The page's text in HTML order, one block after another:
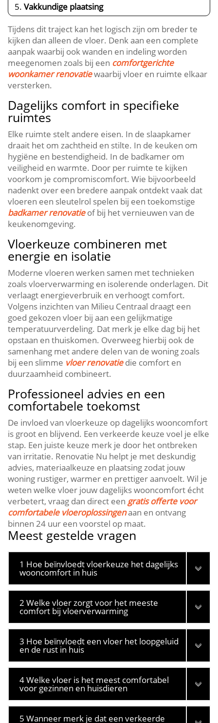
Vakkundige plaatsing
Tijdens dit traject kan het logisch zijn om breder te
kijken dan alleen de vloer.​ Denk aan een complete
aanpak waarbij ook wanden en indeling worden
meegenomen zoals bij een comfortgerichte
woonkamer renovatiewaarbij vloer en ruimte elkaar
versterken.​
Dagelijks comfort in specifieke
ruimtes
Elke ruimte stelt andere eisen.​ In de slaapkamer
draait het om zachtheid en stilte.​ In de keuken om
hygiëne en bestendigheid.​ In de badkamer om
veiligheid en warmte.​ Door per ruimte te kijken
voorkom je compromiscomfort.​ Wie bijvoorbeeld
nadenkt over een bredere aanpak ontdekt vaak dat
vloeren een sleutelrol spelen bij een toekomstige
badkamer renovatieof bij het vernieuwen van de
keukenomgeving.​
Vloerkeuze combineren met
energie en isolatie
Moderne vloeren werken samen met technieken
zoals vloerverwarming en isolerende onderlagen.​ Dit
verlaagt energieverbruik en verhoogt comfort.​
Volgens inzichten van Milieu Centraal draagt een
goed gekozen vloer bij aan een gelijkmatige
temperatuurverdeling.​ Dat merk je elke dag bij het
opstaan en thuiskomen.​ Overweeg hierbij ook de
samenhang met andere delen van de woning zoals
bij een slimme vloer renovatiedie comfort en
duurzaamheid combineert.​
Professioneel advies en een
comfortabele toekomst
De invloed van vloerkeuze op dagelijks wooncomfort
is groot en blijvend.​ Een verkeerde keuze voel je elke
stap.​ Een juiste keuze merk je door het ontbreken
van irritatie.​ Renovatie Nu helpt je met deskundig
advies, materiaalkeuze en plaatsing zodat jouw
woning rustiger, warmer en prettiger aanvoelt.​ Wil je
weten welke vloer jouw dagelijks wooncomfort écht
verbetert, vraag dan direct een gratis offerte voor
comfortabele vloeroplossingenaan en ontvang
binnen 24 uur een voorstel op maat.​
Meest gestelde vragen
1 Hoe beïnvloedt vloerkeuze het dagelijks
wooncomfort in huis
2 Welke vloer zorgt voor het meeste
comfort bij vloerverwarming
3 Hoe beïnvloedt een vloer het loopgeluid
en de rust in huis
4 Welke vloer is het meest comfortabel
voor gezinnen en huisdieren
5 Wanneer merk je dat een verkeerde